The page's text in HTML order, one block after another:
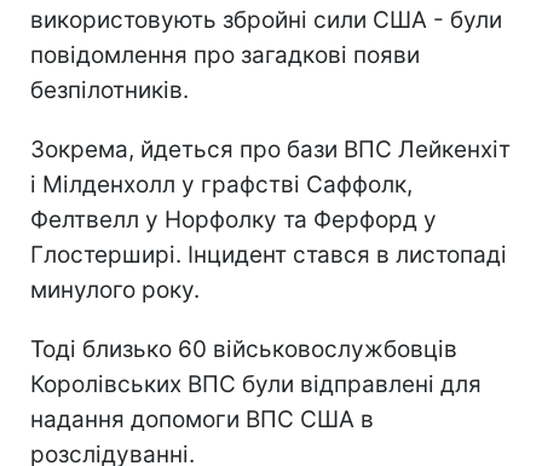
використовують збройні сили США - були
повідомлення про загадкові появи
безпілотників.
Зокрема, йдеться про бази ВПС Лейкенхіт
і Мілденхолл у графстві Саффолк,
Фелтвелл у Норфолку та Ферфорд у
Глостерширі. Інцидент стався в листопаді
минулого року.
Тоді близько 60 військовослужбовців
Королівських ВПС були відправлені для
надання допомоги ВПС США в
розслідуванні.